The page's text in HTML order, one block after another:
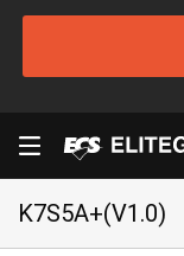
K7S5A+(V1.0)